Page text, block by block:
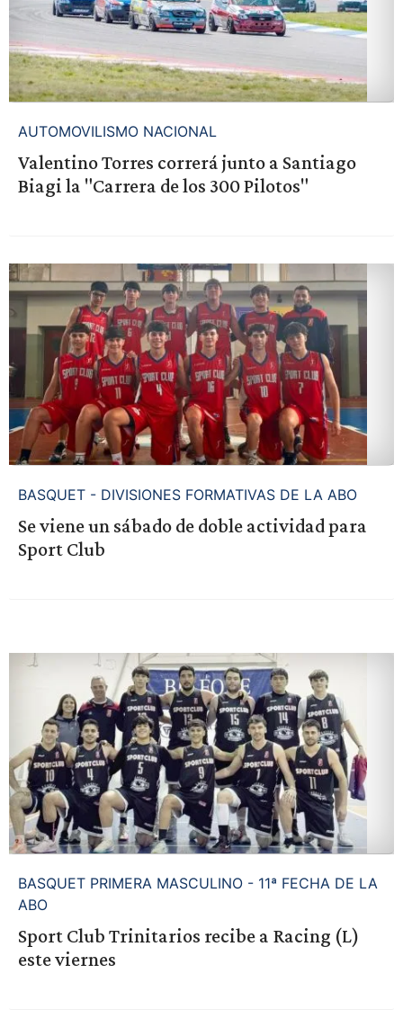
AUTOMOVILISMO NACIONAL
Valentino Torres correrá junto a Santiago
Biagi la "Carrera de los 300 Pilotos"
BASQUET - DIVISIONES FORMATIVAS DE LA ABO
Se viene un sábado de doble actividad para
Sport Club
BASQUET PRIMERA MASCULINO - 11ª FECHA DE LA
ABO
Sport Club Trinitarios recibe a Racing (L)
este viernes